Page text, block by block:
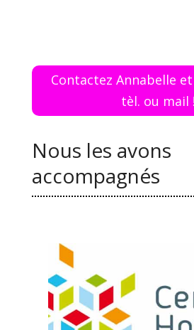
Contactez Annabelle
tèl. ou mail !
Nous les avons
accompagnés